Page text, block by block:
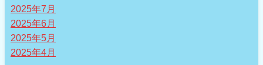
2025年7月
2025年6月
2025年5月
2025年4月